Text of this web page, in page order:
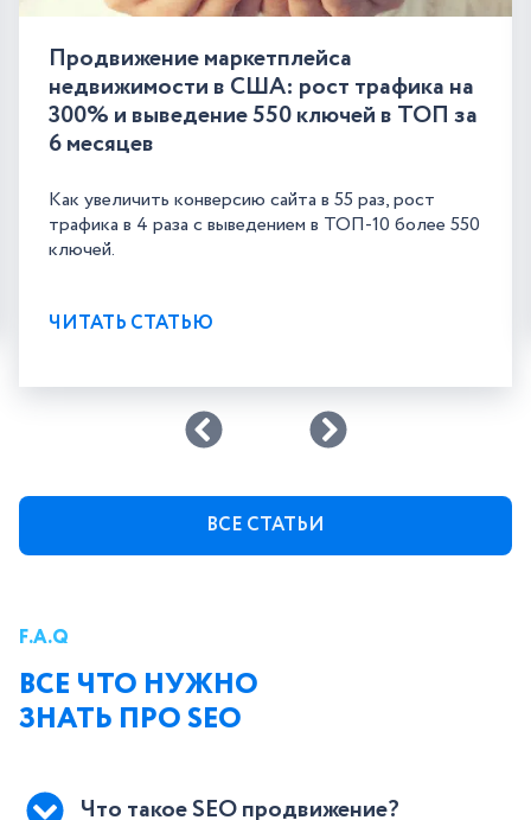
Продвижение маркетплейса
недвижимости в США: рост трафика на
300% и выведение 550 ключей в ТОП за
6 месяцев
Как увеличить конверсию сайта в 55 раз, рост
трафика в 4 раза с выведением в ТОП-10 более 550
ключей.
ЧИТАТЬ СТАТЬЮ
ВСЕ СТАТЬИ
F.A.Q
ВСЕ ЧТО НУЖНО
ЗНАТЬ ПРО SEO
Что такое SEO продвижение?